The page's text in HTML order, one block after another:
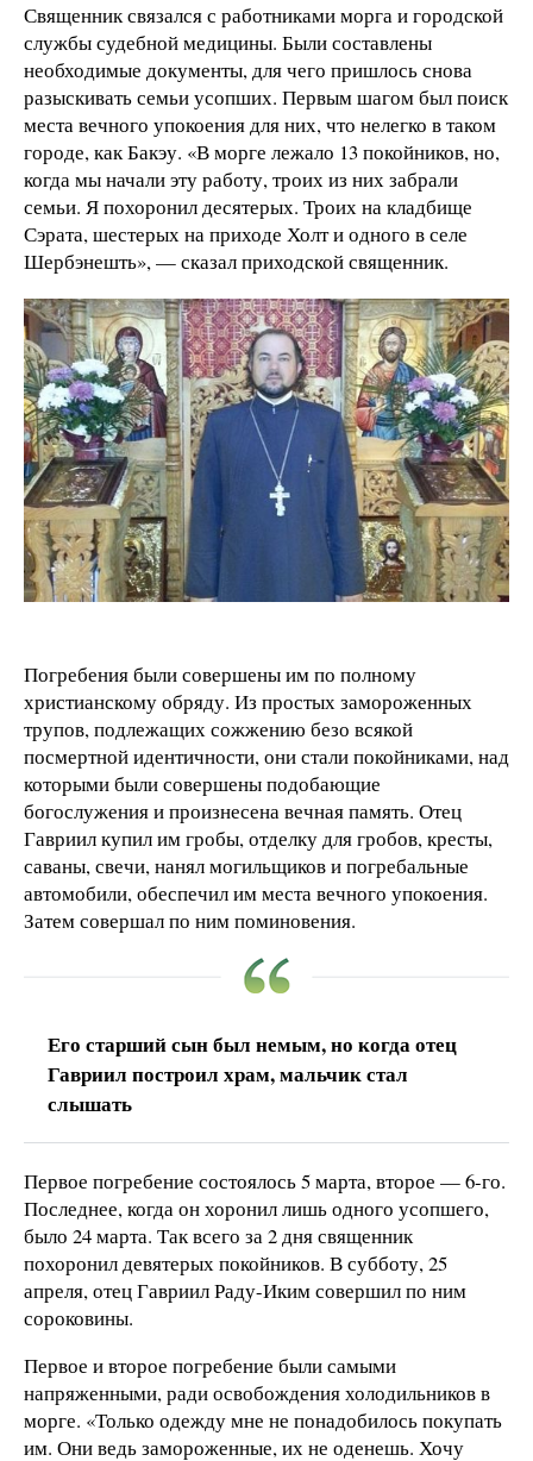
Священник связался с работниками морга и городской
службы судебной медицины. Были составлены
необходимые документы, для чего пришлось снова
разыскивать семьи усопших. Первым шагом был поиск
места вечного упокоения для них, что нелегко в таком
городе, как Бакэу. «В морге лежало 13 покойников, но,
когда мы начали эту работу, троих из них забрали
семьи. Я похоронил десятерых. Троих на кладбище
Сэрата, шестерых на приходе Холт и одного в селе
Шербэнешть», — сказал приходской священник.
Погребения были совершены им по полному
христианскому обряду. Из простых замороженных
трупов, подлежащих сожжению безо всякой
посмертной идентичности, они стали покойниками, над
которыми были совершены подобающие
богослужения и произнесена вечная память. Отец
Гавриил купил им гробы, отделку для гробов, кресты,
саваны, свечи, нанял могильщиков и погребальные
автомобили, обеспечил им места вечного упокоения.
Затем совершал по ним поминовения.
Его старший сын был немым, но когда отец
Гавриил построил храм, мальчик стал
слышать
Первое погребение состоялось 5 марта, второе — 6-го.
Последнее, когда он хоронил лишь одного усопшего,
было 24 марта. Так всего за 2 дня священник
похоронил девятерых покойников. В субботу, 25
апреля, отец Гавриил Раду-Иким совершил по ним
сороковины.
Первое и второе погребение были самыми
напряженными, ради освобождения холодильников в
морге. «Только одежду мне не понадобилось покупать
им. Они ведь замороженные, их не оденешь. Хочу